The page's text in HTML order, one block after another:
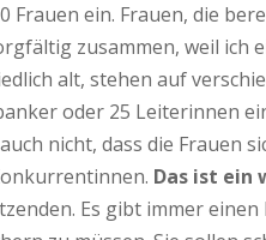
Frauen ein. Frauen, die
zusammen, weil ich
alt, stehen auf
oder 25 Leiterinnen
nicht, dass die Frauen
Das ist ein
Es gibt immer einen